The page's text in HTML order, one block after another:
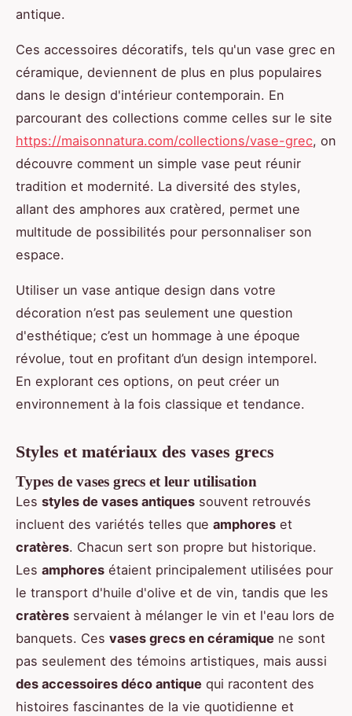
antique.
Ces accessoires décoratifs, tels qu'un vase grec en
céramique, deviennent de plus en plus populaires
dans le design d'intérieur contemporain. En
parcourant des collections comme celles sur le site
https://maisonnatura.com/collections/vase-grec, on
découvre comment un simple vase peut réunir
tradition et modernité. La diversité des styles,
allant des amphores aux cratèred, permet une
multitude de possibilités pour personnaliser son
espace.
Utiliser un vase antique design dans votre
décoration n’est pas seulement une question
d'esthétique; c’est un hommage à une époque
révolue, tout en profitant d’un design intemporel.
En explorant ces options, on peut créer un
environnement à la fois classique et tendance.
Styles et matériaux des vases grecs
Types de vases grecs et leur utilisation
Les styles de vases antiques souvent retrouvés
incluent des variétés telles que amphores et
cratères. Chacun sert son propre but historique.
Les amphores étaient principalement utilisées pour
le transport d'huile d'olive et de vin, tandis que les
cratères servaient à mélanger le vin et l'eau lors de
banquets. Ces vases grecs en céramique ne sont
pas seulement des témoins artistiques, mais aussi
des accessoires déco antique qui racontent des
histoires fascinantes de la vie quotidienne et